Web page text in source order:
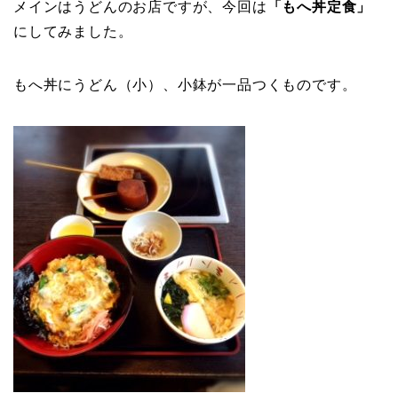
メインはうどんのお店ですが、今回は 「もへ丼定食」
にしてみました。
もへ丼にうどん（小）、小鉢が一品つくものです。